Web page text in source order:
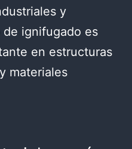
y
de ignifugado es
en estructuras
materiales